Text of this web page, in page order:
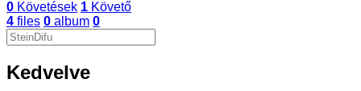
0 Követések 1 Követő
4 files 0 album 0
Kedvelve